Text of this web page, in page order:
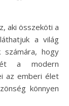
aki összeköti a
a világ
hogy
a modern
az emberi élet
könnyen